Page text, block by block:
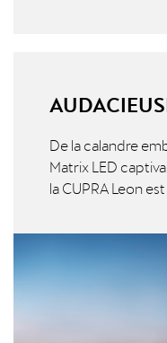
De la calandre
Matrix LED
la CUPRA Leon